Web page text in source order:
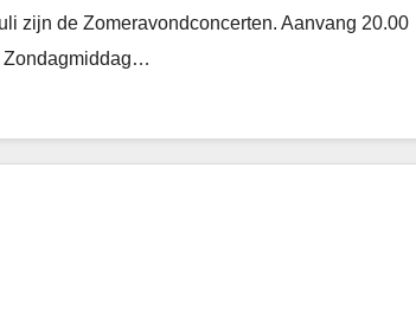
zijn de Zomeravondconcerten. Aanvang 20.00
Zondagmiddag…